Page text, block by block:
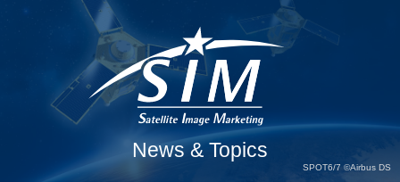
News & Topics
SPOT6/7 ©Airbus DS